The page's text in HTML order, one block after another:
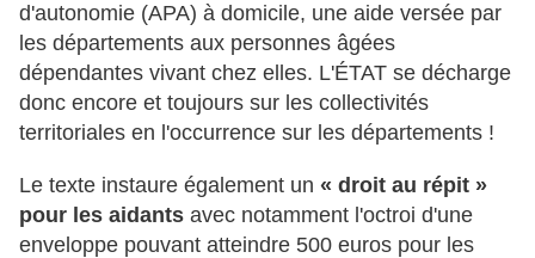
d'autonomie (APA) à domicile, une aide versée par
les départements aux personnes âgées
dépendantes vivant chez elles. L'ÉTAT se décharge
donc encore et toujours sur les collectivités
territoriales en l'occurrence sur les départements !
Le texte instaure également un « droit au répit »
pour les aidants avec notamment l'octroi d'une
enveloppe pouvant atteindre 500 euros pour les